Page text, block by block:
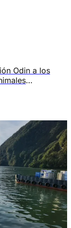
Odin a los
directamente de
saludable o
como Caligus